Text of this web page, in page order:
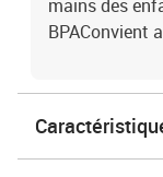
mains des
BPAConvient